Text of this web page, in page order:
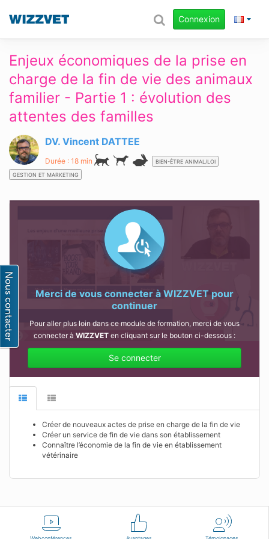
Connexion
Enjeux économiques de la prise en
charge de la fin de vie des animaux
familier - Partie 1 : évolution des
attentes des familles
DV. Vincent DATTEE
Durée : 18 min
BIEN-ÊTRE ANIMAL/LOI
GESTION ET MARKETING
Merci de vous connecter à WIZZVET pour
continuer
Pour aller plus loin dans ce module de formation, merci de vous
connecter à WIZZVET en cliquant sur le bouton ci-dessous :
Se connecter
Créer de nouveaux actes de prise en charge de la fin de vie
Créer un service de fin de vie dans son établissement
Connaître l’économie de la fin de vie en établissement
vétérinaire